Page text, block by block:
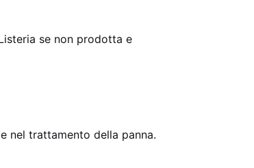
se non prodotta e
nel trattamento della panna.